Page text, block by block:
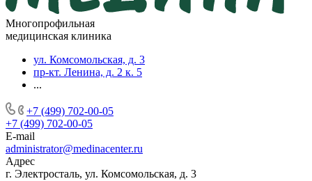
Многопрофильная
медицинская клиника
ул. Комсомольская, д. 3
пр-кт. Ленина, д. 2 к. 5
...
+7 (499) 702-00-05
+7 (499) 702-00-05
E-mail
administrator@medinacenter.ru
Адрес
г. Электросталь, ул. Комсомольская, д. 3